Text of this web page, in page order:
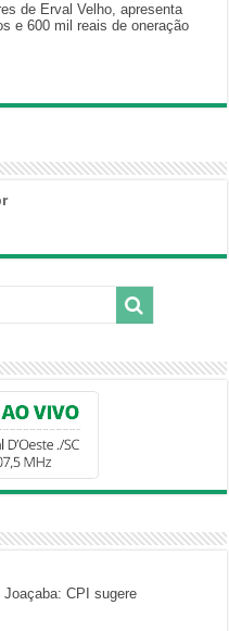
de Erval Velho, apresenta
e 600 mil reais de oneração
CPI sugere